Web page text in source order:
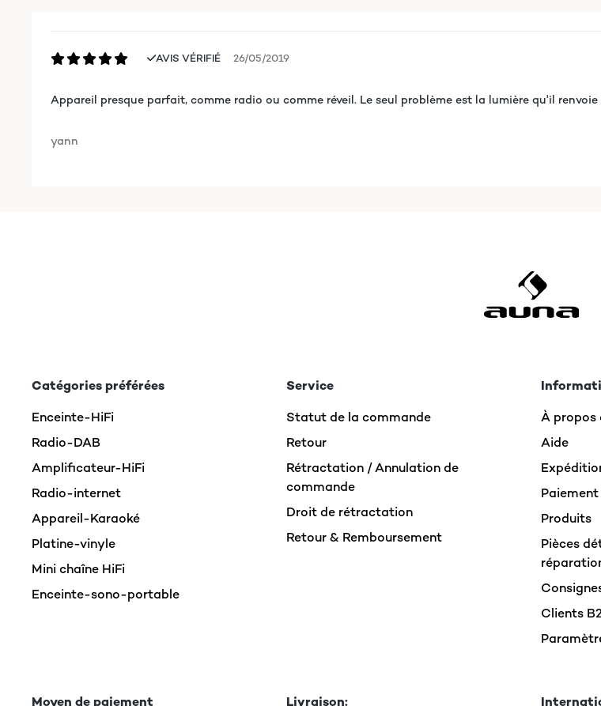
AVIS VÉRIFIÉ 26/05/2019
Appareil presque parfait, comme radio ou comme réveil. Le seul problème est la lumière qu'il
yann
Catégories préférées
Enceinte-HiFi
Radio-DAB
Amplificateur-HiFi
Radio-internet
Appareil-Karaoké
Platine-vinyle
Mini chaîne HiFi
Enceinte-sono-portable
Service
Statut de la commande
Retour
Rétractation / Annulation de
commande
Droit de rétractation
Retour & Remboursement
À propos
Aide
Paiement
Produits
Pièces
Clients
Moyen de paiement Livraison: